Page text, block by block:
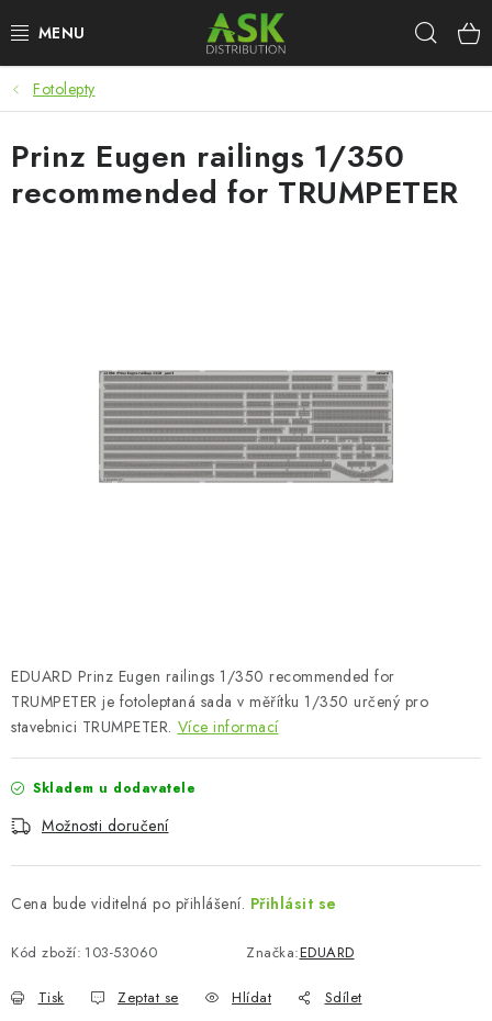
na
WARHAMMER
ASK PRODUKTY
NOVINKY
BARVY A POMŮCKY
PUBLIKACE
Velkoobchod (B2B)
FAQ Hromadná objednávka
Fotolepty
EDUARD Prinz Eugen railings 1/350 recommended for
TRUMPETER je fotoleptaná sada v měřítku 1/350 určený pro
stavebnici TRUMPETER. Více informací
Skladem u dodavatele
Možnosti doručení
Cena bude viditelná po přihlášení. Přihlásit se
Kód zboží: 103-53060 Značka:EDUARD
Tisk Zeptat se Hlídat Sdílet
Prinz Eugen railings 1/350
recommended for TRUMPETER